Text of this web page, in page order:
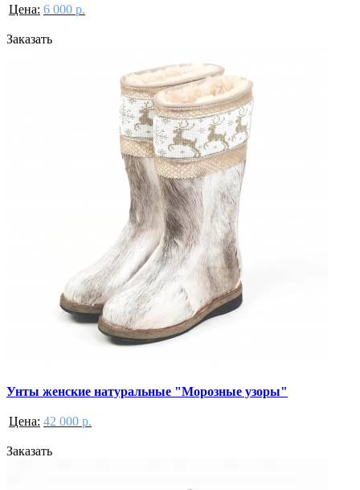
Цена: 6 000 р.
Заказать
Унты женские натуральные "Морозные узоры"
Цена: 42 000 р.
Заказать